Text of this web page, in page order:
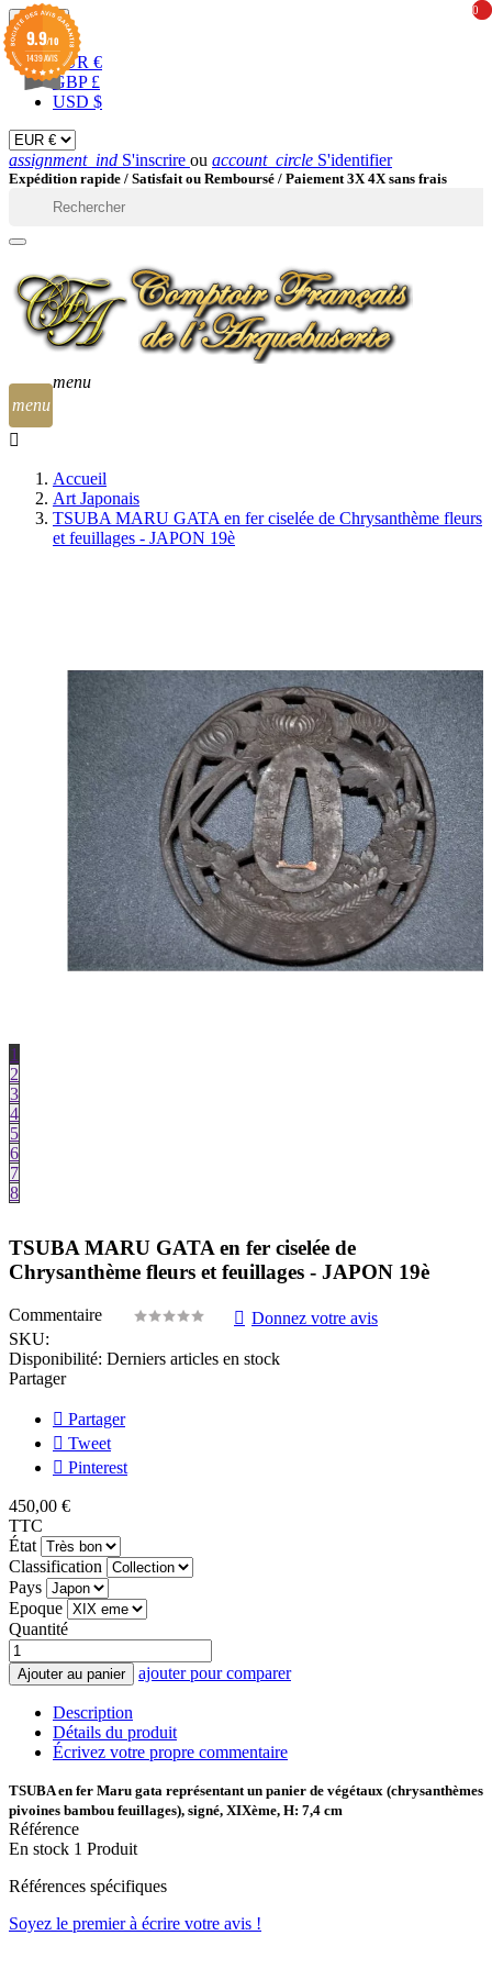
EUR 
EUR €
GBP £
USD $
assignment_ind S'inscrire ou account_circle S'identifier
Expédition rapide / Satisfait ou Remboursé / Paiement 3X 4X sans frais
menu
0
0
menu
Accueil
Art Japonais
TSUBA MARU GATA en fer ciselée de Chrysanthème fleurs
et feuillages - JAPON 19è
1
2
3
4
5
6
7
8
TSUBA MARU GATA en fer ciselée de
Chrysanthème fleurs et feuillages - JAPON 19è
Commentaire
Donnez votre avis
SKU:
Disponibilité: Derniers articles en stock
Partager
Partager
Tweet
Pinterest
450,00 €
TTC
État
Classification
Pays
Epoque
Quantité
Ajouter au panier ajouter pour comparer
Description
Détails du produit
Écrivez votre propre commentaire
TSUBA en fer Maru gata représentant un panier de végétaux (chrysanthèmes
pivoines bambou feuillages), si­gné, XIXème, H: 7,4 cm
Référence
En stock 1 Produit
Références spécifiques
Soyez le premier à écrire votre avis !
9.9/10
1439 AVIS